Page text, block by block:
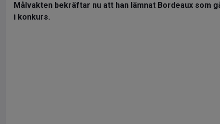
Målvakten bekräftar nu att han lämnat Bordeaux som
i konkurs.